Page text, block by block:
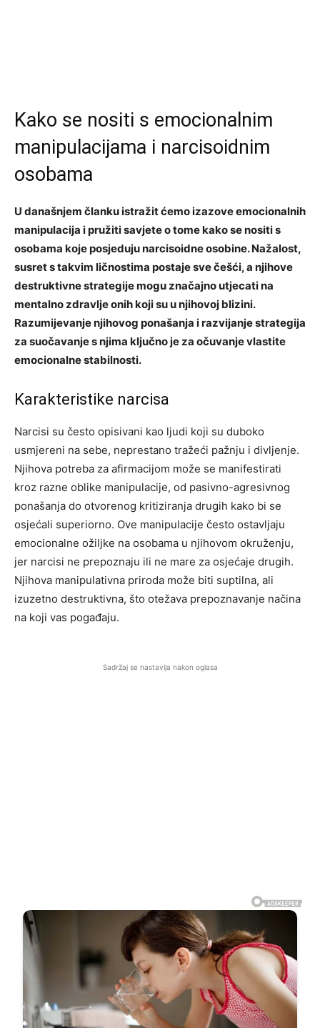
Kako se nositi s emocionalnim
manipulacijama i narcisoidnim
osobama
U današnjem članku istražit ćemo izazove emocionalnih
manipulacija i pružiti savjete o tome kako se nositi s
osobama koje posjeduju narcisoidne osobine. Nažalost,
susret s takvim ličnostima postaje sve češći, a njihove
destruktivne strategije mogu značajno utjecati na
mentalno zdravlje onih koji su u njihovoj blizini.
Razumijevanje njihovog ponašanja i razvijanje strategija
za suočavanje s njima ključno je za očuvanje vlastite
emocionalne stabilnosti.
Karakteristike narcisa
Narcisi su često opisivani kao ljudi koji su duboko
usmjereni na sebe, neprestano tražeći pažnju i divljenje.
Njihova potreba za afirmacijom može se manifestirati
kroz razne oblike manipulacije, od pasivno-agresivnog
ponašanja do otvorenog kritiziranja drugih kako bi se
osjećali superiorno. Ove manipulacije često ostavljaju
emocionalne ožiljke na osobama u njihovom okruženju,
jer narcisi ne prepoznaju ili ne mare za osjećaje drugih.
Njihova manipulativna priroda može biti suptilna, ali
izuzetno destruktivna, što otežava prepoznavanje načina
na koji vas pogađaju.
Sadržaj se nastavlja nakon oglasa